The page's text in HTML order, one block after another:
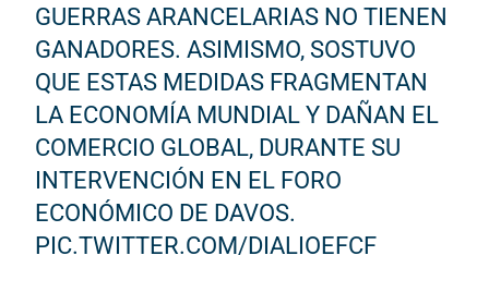
GUERRAS ARANCELARIAS NO TIENEN
GANADORES. ASIMISMO, SOSTUVO
QUE ESTAS MEDIDAS FRAGMENTAN
LA ECONOMÍA MUNDIAL Y DAÑAN EL
COMERCIO GLOBAL, DURANTE SU
INTERVENCIÓN EN EL FORO
ECONÓMICO DE DAVOS.
PIC.TWITTER.COM/DIALIOEFCF